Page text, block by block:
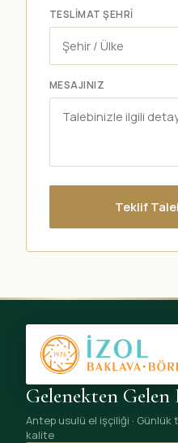
TESLIMAT ŞEHRI
MESAJINIZ
Teklif
Gelenekten Gelen
Antep usulü el işçiliği ·
kalite